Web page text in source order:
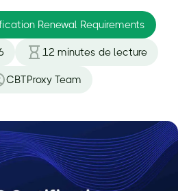
Renewal Requirements
12 minutes de lecture
CBTProxy Team